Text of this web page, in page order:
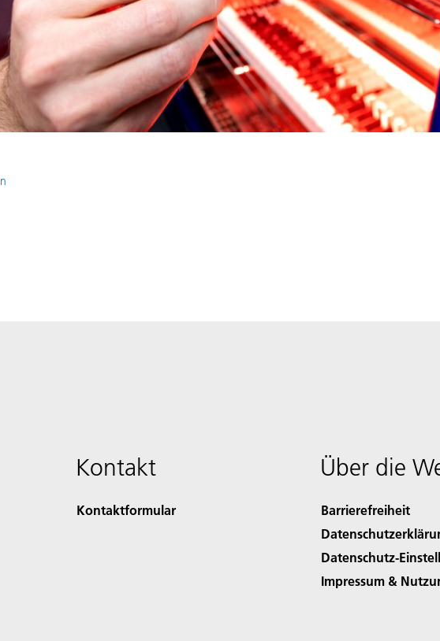
Kontakt
Kontaktformular
Über die
Barrierefreiheit
Datenschutz-
Impressum &